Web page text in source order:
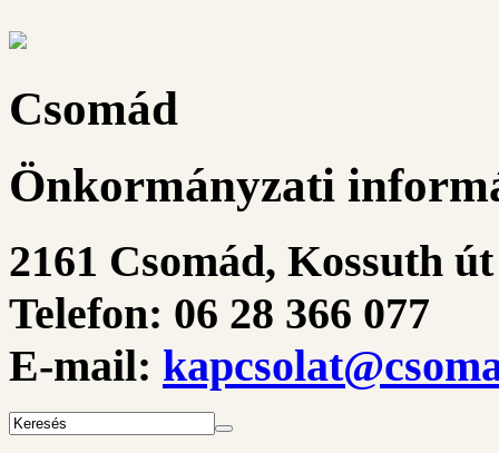
Csomád
Önkormányzati
2161 Csomád, Kossuth
Telefon: 06 28 366 077
E-mail: